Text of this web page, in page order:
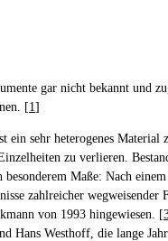
gar nicht bekannt und
[1 ]
sehr heterogenes
zu verlieren.
Maße: Nach
zahlreicher
von 1993 hingewiesen. [
Westhoff, die lange